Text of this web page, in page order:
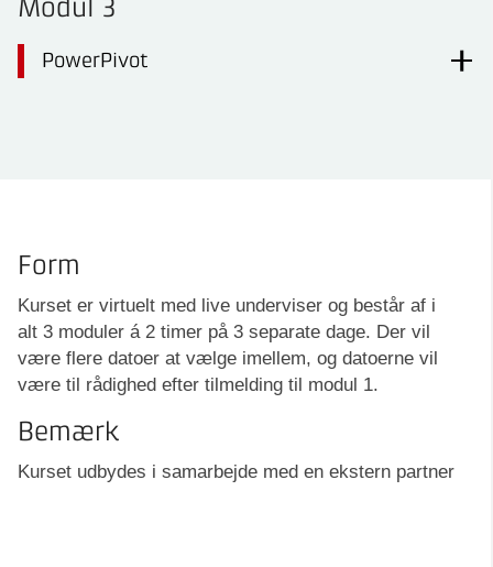
Modul 3
PowerPivot
Form
Kurset er virtuelt med live underviser og består af i
alt 3 moduler á 2 timer på 3 separate dage. Der vil
være flere datoer at vælge imellem, og datoerne vil
være til rådighed efter tilmelding til modul 1.
Bemærk
Kurset udbydes i samarbejde med en ekstern partner